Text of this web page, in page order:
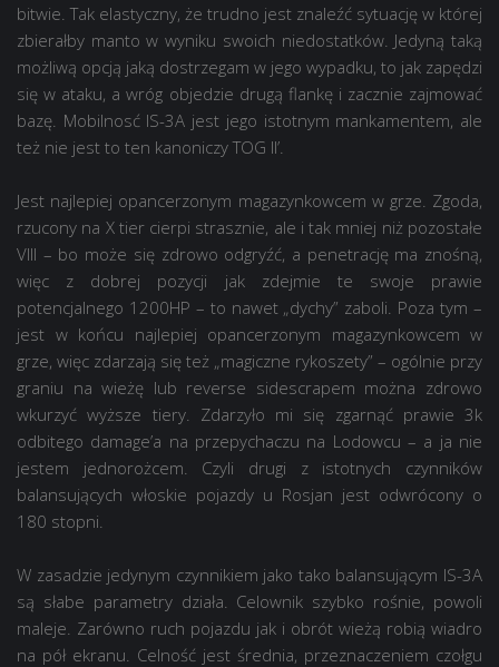
bitwie. Tak elastyczny, że trudno jest znaleźć sytuację w której
zbierałby manto w wyniku swoich niedostatków. Jedyną taką
możliwą opcją jaką dostrzegam w jego wypadku, to jak zapędzi
się w ataku, a wróg objedzie drugą flankę i zacznie zajmować
bazę. Mobilnosć IS-3A jest jego istotnym mankamentem, ale
też nie jest to ten kanoniczy TOG II’.
Jest najlepiej opancerzonym magazynkowcem w grze. Zgoda,
rzucony na X tier cierpi strasznie, ale i tak mniej niż pozostałe
VIII – bo może się zdrowo odgryźć, a penetrację ma znośną,
więc z dobrej pozycji jak zdejmie te swoje prawie
potencjalnego 1200HP – to nawet „dychy” zaboli. Poza tym –
jest w końcu najlepiej opancerzonym magazynkowcem w
grze, więc zdarzają się też „magiczne rykoszety” – ogólnie przy
graniu na wieżę lub reverse sidescrapem można zdrowo
wkurzyć wyższe tiery. Zdarzyło mi się zgarnąć prawie 3k
odbitego damage’a na przepychaczu na Lodowcu – a ja nie
jestem jednorożcem. Czyli drugi z istotnych czynników
balansujących włoskie pojazdy u Rosjan jest odwrócony o
180 stopni.
W zasadzie jedynym czynnikiem jako tako balansującym IS-3A
są słabe parametry działa. Celownik szybko rośnie, powoli
maleje. Zarówno ruch pojazdu jak i obrót wieżą robią wiadro
na pół ekranu. Celność jest średnia, przeznaczeniem czołgu